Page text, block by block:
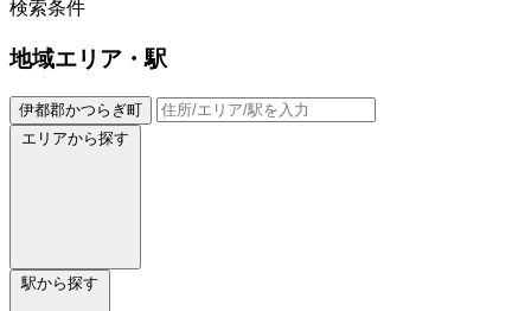
検索条件
地域エリア・駅
伊都郡かつらぎ町
エリアから探す
駅から探す